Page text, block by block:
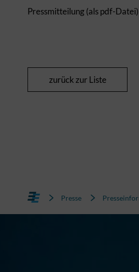
Pressmitteilung (als pdf-Datei)
zurück zur Liste
Presse